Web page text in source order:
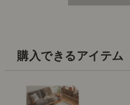
購入できるアイテム